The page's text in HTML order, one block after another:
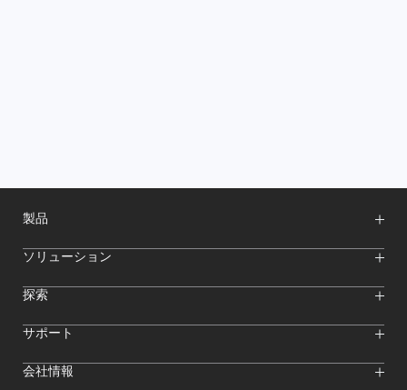
製品
ワイヤレスマイク
インターカムシステム
カメラモニター
ソリューション
ワイヤレスインターカムシステム
探索
オンラインイベント
Hollylandブログ
クリエイター向けリソース
サポート
ダウンロード
会社情報